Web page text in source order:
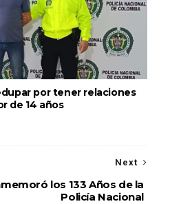
por tener relaciones
de 14 años
Next
los 133 Años de la
Policía Nacional